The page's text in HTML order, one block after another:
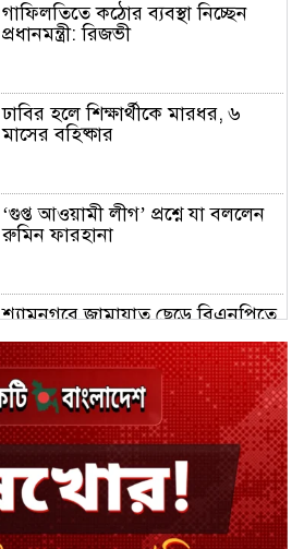
গাফিলতিতে কঠোর ব্যবস্থা নিচ্ছেন
প্রধানমন্ত্রী: রিজভী
ঢাবির হলে শিক্ষার্থীকে মারধর, ৬
মাসের বহিষ্কার
‘গুপ্ত আওয়ামী লীগ’ প্রশ্নে যা বললেন
রুমিন ফারহানা
শ্যামনগরে জামায়াত ছেড়ে বিএনপিতে
ঢাকায় হালকা বৃষ্টির সম্ভাবনা, বাড়তে
পারে তাপমাত্রা
মন্ত্রী-এমপিদের উপস্থিতিতে ইউএনওর
আইফোন চুরি